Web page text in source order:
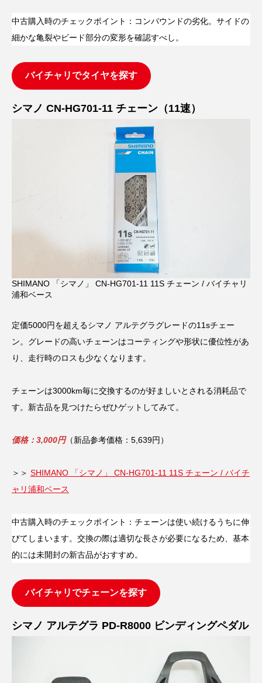
中古購入時のチェックポイント：コンパウンドの劣化。サイドの
細かな亀裂やビード部分の変形を確認すべし。
バイチャリでタイヤを探す
シマノ CN-HG701-11 チェーン（11速）
SHIMANO 「シマノ」 CN-HG701-11 11S チェーン / バイチャリ
浦和ベース
定価5000円を超えるシマノ アルテグラグレードの11sチェー
ン。グレードの高いチェーンはコーティングや形状に優位性があ
り、走行時のロスも少なくなります。
チェーンは3000km毎に交換するのが好ましいとされる消耗品で
す。新古品を見つけたらぜひゲットしてみて。
価格：3,000円（新品参考価格：5,639円）
＞＞ SHIMANO 「シマノ」 CN-HG701-11 11S チェーン / バイチ
ャリ浦和ベース
中古購入時のチェックポイント：チェーンは使い続けるうちに伸
びてしまいます。交換の際は適切な長さが必要になるため、基本
的には未開封の新古品がおすすめ。
バイチャリでチェーンを探す
シマノ アルテグラ PD-R8000 ビンディングペダル